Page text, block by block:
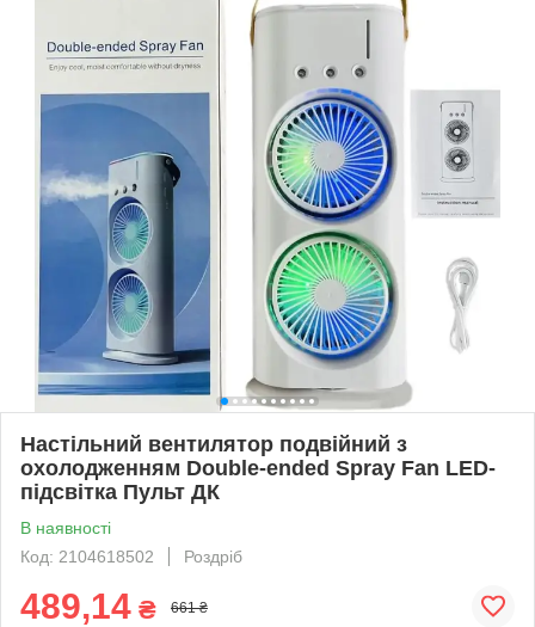
Настільний вентилятор подвійний з
охолодженням Double-ended Spray Fan LED-
підсвітка Пульт ДК
В наявності
Код: 2104618502
Роздріб
489,14 ₴ 661 ₴